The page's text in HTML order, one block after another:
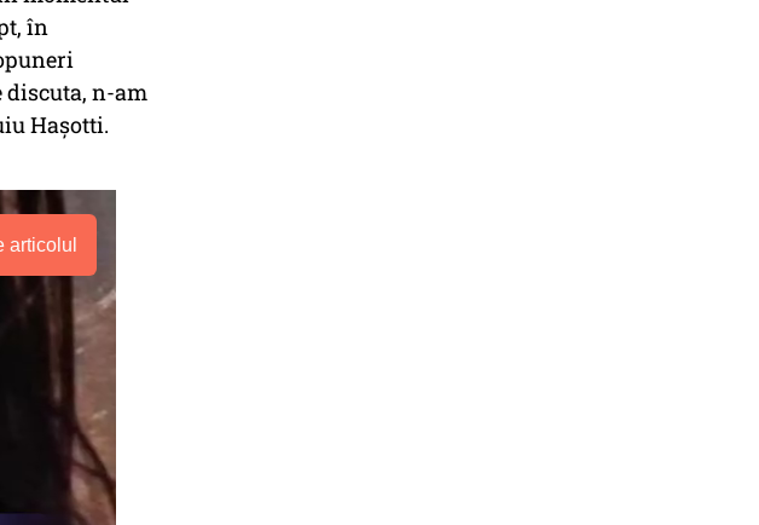
în
discuta, n-am
Hașotti.
articolul